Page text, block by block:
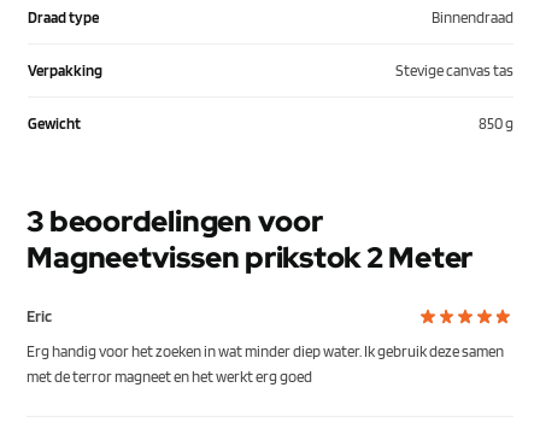
Draad type Binnendraad
Verpakking Stevige canvas tas
Gewicht 850 g
3 beoordelingen voor
Magneetvissen prikstok 2 Meter
Eric
Erg handig voor het zoeken in wat minder diep water. Ik gebruik deze samen
met de terror magneet en het werkt erg goed